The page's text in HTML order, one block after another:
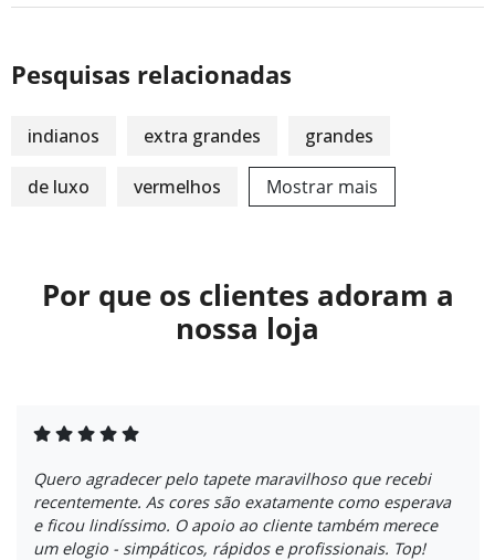
Pesquisas relacionadas
indianos extra grandes grandes
de luxo vermelhos Mostrar mais
Por que os clientes adoram a
nossa loja
Quero agradecer pelo tapete maravilhoso que recebi
recentemente. As cores são exatamente como esperava
e ficou lindíssimo. O apoio ao cliente também merece
um elogio - simpáticos, rápidos e profissionais. Top!